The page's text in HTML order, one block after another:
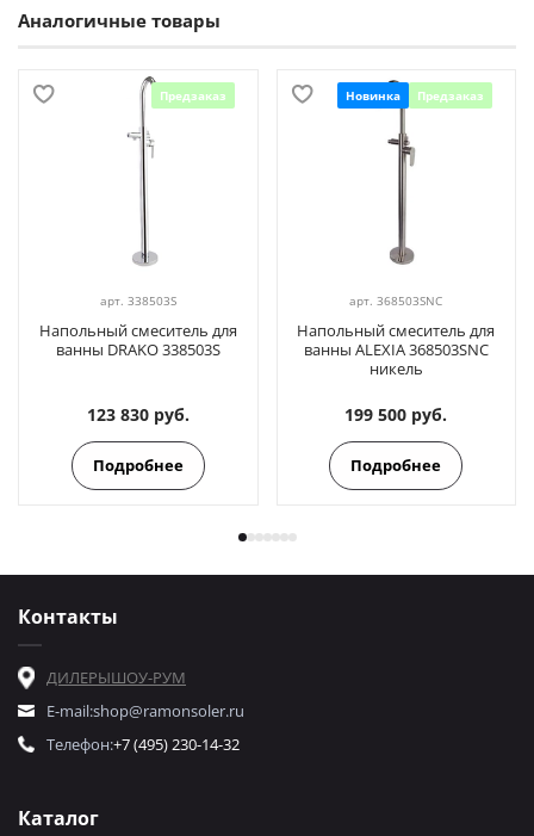
Аналогичные товары
Предзаказ
арт. 338503S
Напольный смеситель для
ванны DRAKO 338503S
123 830 руб.
Подробнее
Новинка Предзаказ
арт.368503SNC
Напольный смеситель для
ванны ALEXIA 368503SNC
никель
199 500 руб.
Подробнее
Каталог
Контакты
ДИЛЕРЫШОУ-РУМ
E-mail:shop@ramonsoler.ru
Телефон:+7 (495) 230-14-32